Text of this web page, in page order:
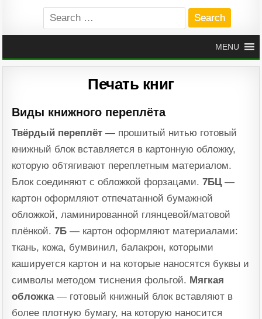
Search
for:
MENU
Печать книг
Виды книжного переплёта
Твёрдый переплёт — прошитый нитью готовый
книжный блок вставляется в картонную обложку,
которую обтягивают переплетным материалом.
Блок соединяют с обложкой форзацами.7БЦ—
картон оформляют отпечатанной бумажной
обложкой, ламинированной глянцевой/матовой
плёнкой.7Б — картон оформляют материалами:
ткань, кожа, бумвинил, балакрон, которыми
кашируется картон и на которые наносятся буквы и
символы методом тиснения фольгой. Мягкая
обложка— готовый книжный блок вставляют в
более плотную бумагу, на которую наносится